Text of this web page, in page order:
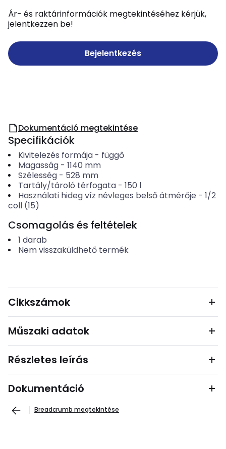
Ár- és raktárinformációk megtekintéséhez kérjük,
jelentkezzen be!
Bejelentkezés
Dokumentáció megtekintése
Specifikációk
Kivitelezés formája- függő
Magasság- 1140 mm
Szélesség- 528 mm
Tartály/tároló térfogata- 150 l
Használati hideg víz névleges belső átmérője - 1/2
coll (15)
Csomagolás és feltételek
1 darab
Nem visszaküldhető termék
Cikkszámok
Műszaki adatok
Részletes leírás
Dokumentáció
Breadcrumb megtekintése